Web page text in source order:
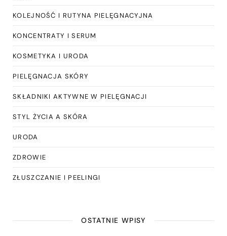
KOLEJNOŚĆ I RUTYNA PIELĘGNACYJNA
KONCENTRATY I SERUM
KOSMETYKA I URODA
PIELĘGNACJA SKÓRY
SKŁADNIKI AKTYWNE W PIELĘGNACJI
STYL ŻYCIA A SKÓRA
URODA
ZDROWIE
ZŁUSZCZANIE I PEELINGI
OSTATNIE WPISY